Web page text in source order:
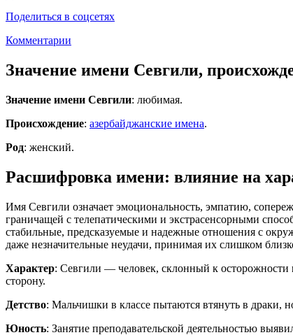
Поделиться в соцсетях
Комментарии
Значение имени Севгили,
Значение имени Севгили: любимая.
Происхождение: азербайджанские имена.
Род: женский.
Расшифровка имени: влияние на
Имя Севгили означает эмоциональность, эмпатию,
граничащей с телепатическими и экстрасенсорными
стабильные, предсказуемые и надежные отношения с
даже незначительные неудачи, принимая их слишком
Характер: Севгили — человек, склонный к осторожности
сторону.
Детство: Мальчишки в классе пытаются втянуть в драки,
Юность: Занятие преподавательской деятельностью